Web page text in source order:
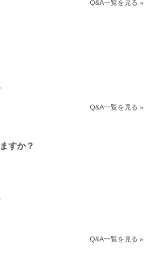
Q&A一覧を見る »
Q&A一覧を見る »
すか？
Q&A一覧を見る »